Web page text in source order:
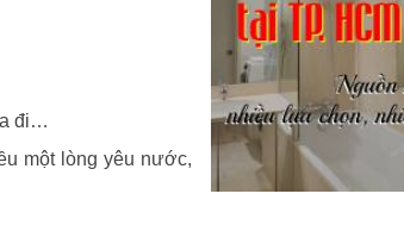
đi…
một lòng yêu nước,
LỘC ĐỈNH KÝ (52)
Nước ngoài(5)
Phi Hồ ngoại truyện